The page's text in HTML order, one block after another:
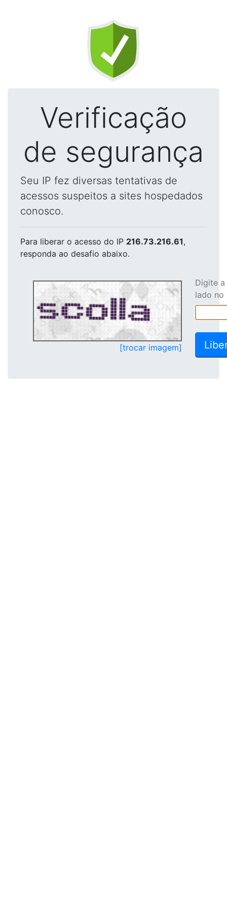
Verificação
de segurança
Seu IP fez diversas tentativas de
acessos suspeitos a sites hospedados
conosco.
Para liberar o acesso do IP 216.73.216.61,
responda ao desafio abaixo.
[trocar imagem]
Digite
lado no